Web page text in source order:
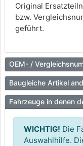
Original
bzw.
geführt.
OEM- /
Baugleiche Artikel
Fahrzeuge in denen
WICHTIG! Die
Auswahlhilfe.